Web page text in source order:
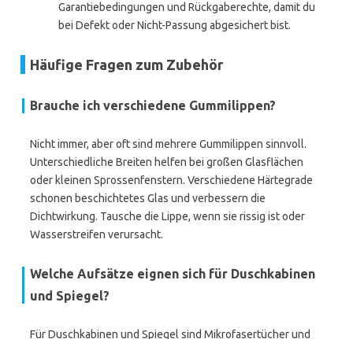
Garantiebedingungen und Rückgaberechte, damit du
bei Defekt oder Nicht-Passung abgesichert bist.
Häufige Fragen zum Zubehör
Brauche ich verschiedene Gummilippen?
Nicht immer, aber oft sind mehrere Gummilippen sinnvoll.
Unterschiedliche Breiten helfen bei großen Glasflächen
oder kleinen Sprossenfenstern. Verschiedene Härtegrade
schonen beschichtetes Glas und verbessern die
Dichtwirkung. Tausche die Lippe, wenn sie rissig ist oder
Wasserstreifen verursacht.
Welche Aufsätze eignen sich für Duschkabinen
und Spiegel?
Für Duschkabinen und Spiegel sind Mikrofasertücher und